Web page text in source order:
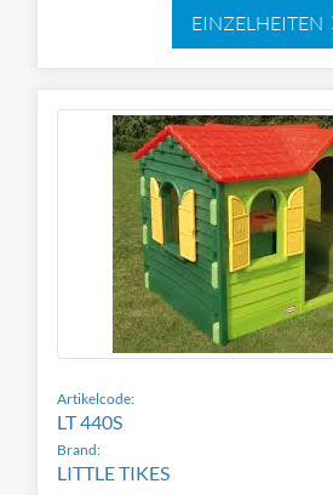
EINZELHEITEN
Artikelcode:
LT 440S
Brand:
LITTLE TIKES